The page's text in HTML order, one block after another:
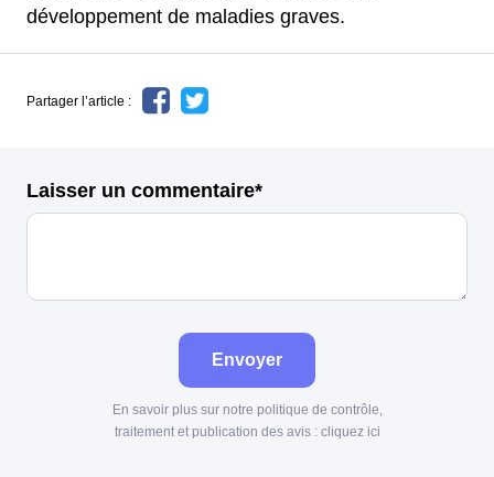
développement de maladies graves.
Partager l’article :
Laisser un commentaire*
Envoyer
En savoir plus sur notre politique de contrôle,
traitement et publication des avis : cliquez ici